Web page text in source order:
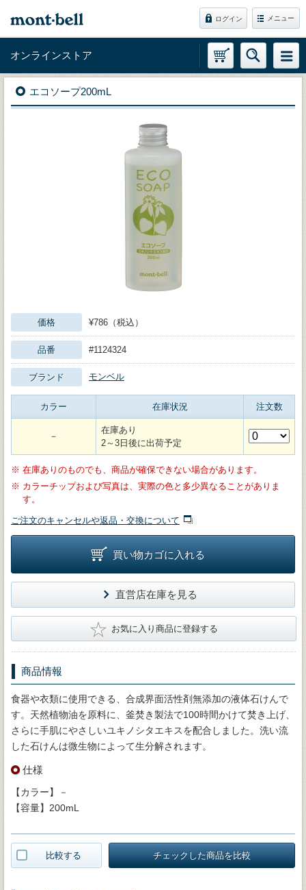
ログイン メニュー
オンラインストア
エコソープ200mL
価格 ¥786（税込）
品番 #1124324
ブランド モンベル
カラー 在庫状況 注文数
－
在庫あり
2～3日後に出荷予定
※ 在庫ありのものでも、商品が確保できない場合があります。
※ カラーチップおよび写真は、実際の色と多少異なることがありま
す。
ご注文のキャンセルや返品・交換について
買い物カゴに入れる
直営店在庫を見る
★ お気に入り商品に登録する
商品情報
食器や衣類に使用できる、合成界面活性剤無添加の液体石けんで
す。天然植物油を原料に、釜焚き製法で100時間かけて焚き上げ、
さらに手肌にやさしいユキノシタエキスを配合しました。洗い流
した石けんは微生物によって生分解されます。
仕様
【カラー】－
【容量】200mL
比較する チェックした商品を比較